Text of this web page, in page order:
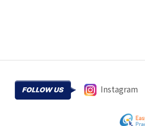
Instagram